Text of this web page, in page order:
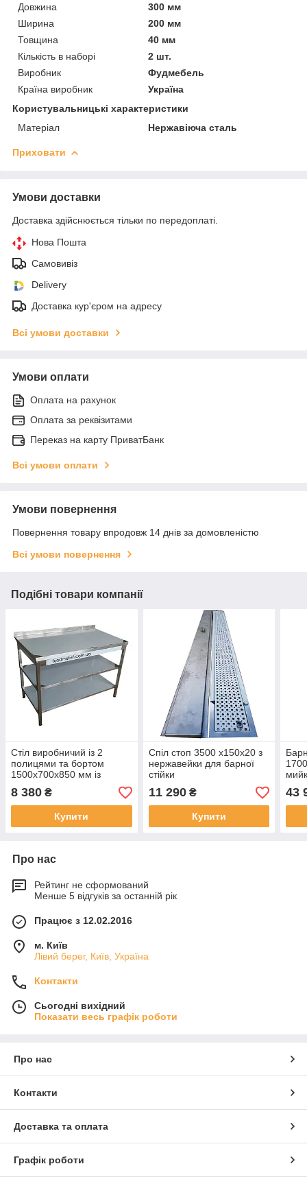
Довжина
300 мм
Ширина
200 мм
Товщина
40 мм
Кількість в наборі
2 шт.
Виробник
Фудмебель
Країна виробник
Україна
Користувальницькі характеристики
Матеріал
Нержавіюча сталь
Приховати
Умови доставки
Доставка здійснюється тільки по передоплаті.
Нова Пошта
Самовивіз
Delivery
Доставка кур'єром на адресу
Всі умови доставки
Умови оплати
Оплата на рахунок
Оплата за реквізитами
Переказ на карту ПриватБанк
Всі умови оплати
Умови повернення
Повернення товару впродовж 14 днів за домовленістю
Всі умови повернення
Подібні товари компанії
Стіл виробничий із 2
полицями та бортом
1500х700х850 мм із
неіржавкої сталі
8 380 ₴
Купити
Спіл стоп 3500 x150х20 з
нержавейки для барної
стійки
11 290₴
Купити
для
43
Про нас
Рейтинг не сформований
Менше 5 відгуків за останній рік
Працює з 12.02.2016
м. Київ
Лівий берег, Київ, Україна
Контакти
Сьогодні вихідний
Показати весь графік роботи
Про нас
Контакти
Доставка та оплата
Графік роботи